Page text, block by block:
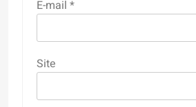
E-mail *
Site